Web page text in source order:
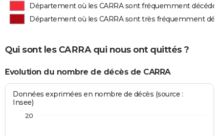
Département où les CARRA sont fréquemment
Département où les CARRA sont très fréquemment
Qui sont les CARRA qui nous ont quittés ?
Evolution du nombre de décès de CARRA
Données exprimées en nombre de décès (source :
Insee)
20